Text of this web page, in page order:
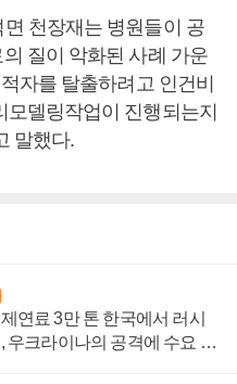
천장재는 병원들이 공
질이 악화된 사례 가운
자를 탈출하려고 인건비
델링작업이 진행되는지
말했다.
연료 3만 톤 한국에서 러시
우크라이나의 공격에 수요 늘